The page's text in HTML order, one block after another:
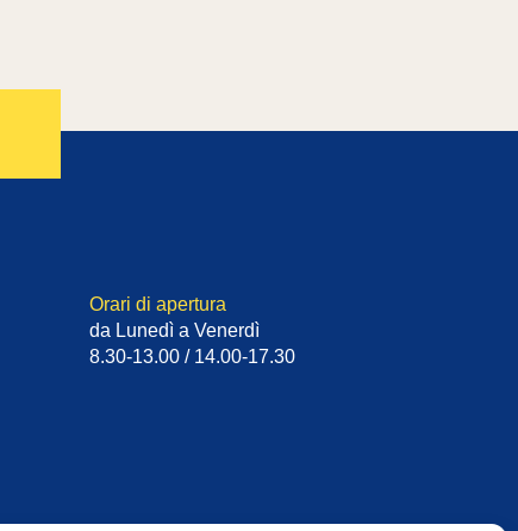
Orari di apertura
da Lunedì a Venerdì
8.30-13.00 / 14.00-17.30